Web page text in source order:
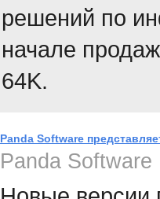
решений по
начале
64K.
Panda Software
Panda Software